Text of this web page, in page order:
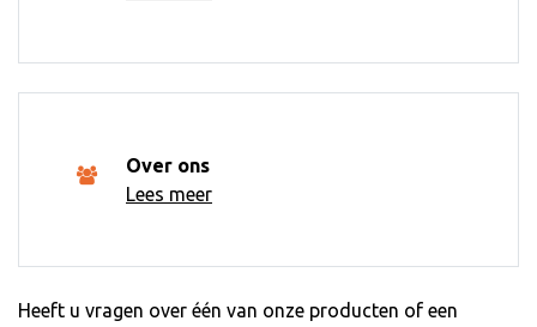
Over ons
Lees meer
Heeft u vragen over één van onze producten of een